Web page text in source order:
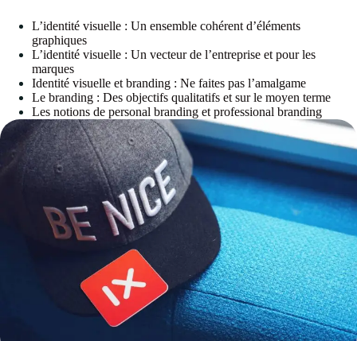
L’identité visuelle : Un ensemble cohérent d’éléments
graphiques
L’identité visuelle : Un vecteur de l’entreprise et pour les
marques
Identité visuelle et branding : Ne faites pas l’amalgame
Le branding : Des objectifs qualitatifs et sur le moyen terme
Les notions de personal branding et professional branding